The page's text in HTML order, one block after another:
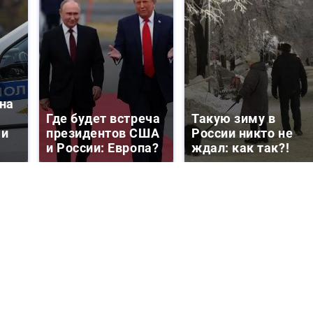
Где будет встреча
президентов США
и России: Европа?
Такую зиму в
России никто не
ждал: как так?!